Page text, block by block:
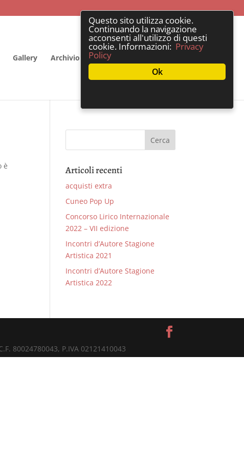
Gallery Archivio Privacy e contatti
è
Articoli recenti
acquisti extra
Cuneo Pop Up
Concorso Lirico Internazionale
2022 – VII edizione
Incontri d’Autore Stagione
Artistica 2021
Incontri d’Autore Stagione
Artistica 2022
80024780043, P.IVA 02121410043
Questo sito utilizza cookie.
Continuando la navigazione
acconsenti all'utilizzo di questi
cookie. Informazioni: Privacy
Policy
Ok